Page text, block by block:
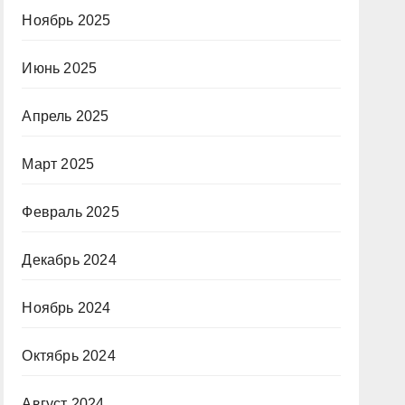
Ноябрь 2025
Июнь 2025
Апрель 2025
Март 2025
Февраль 2025
Декабрь 2024
Ноябрь 2024
Октябрь 2024